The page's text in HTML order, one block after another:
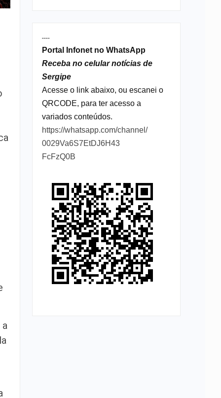
----
Portal Infonet no WhatsApp
Receba no celular notícias de
Sergipe
Acesse o link abaixo, ou escanei o
QRCODE, para ter acesso a
variados conteúdos.
https://whatsapp.com/channel/
0029Va6S7EtDJ6H43
FcFzQ0B